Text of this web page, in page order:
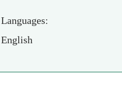
Languages:
English